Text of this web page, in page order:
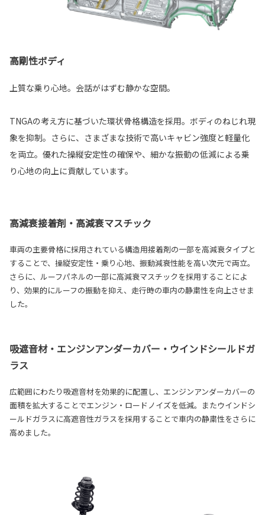
高剛性ボディ
上質な乗り心地。会話がはずむ静かな空間。
TNGAの考え方に基づいた環状骨格構造を採用。ボディのねじれ現
象を抑制。さらに、さまざまな技術で高いキャビン強度と軽量化
を両立。優れた操縦安定性の確保や、細かな振動の低減による乗
り心地の向上に貢献しています。
高減衰接着剤・高減衰マスチック
車両の主要骨格に採用されている構造用接着剤の一部を高減衰タイプと
することで、操縦安定性・乗り心地、振動減衰性能を高い次元で両立。
さらに、ルーフパネルの一部に高減衰マスチックを採用することによ
り、効果的にルーフの振動を抑え、走行時の車内の静粛性を向上させま
した。
吸遮音材・エンジンアンダーカバー・ウインドシールドガ
ラス
広範囲にわたり吸遮音材を効果的に配置し、エンジンアンダーカバーの
面積を拡大することでエンジン・ロードノイズを低減。またウインドシ
ールドガラスに高遮音性ガラスを採用することで車内の静粛性をさらに
高めました。